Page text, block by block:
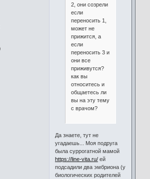
2, они созрели
если
переносить 1,
может не
прижится, а
если
переносить 3 и
они все
приживутся?
как вы
относитесь и
общаетесь ли
вы на эту тему
с врачом?
Да знаете, тут не
угадаешь... Моя подруга
была суррогатной мамой
https://line-vita.ru/ей
подсадили два эмбриона (у
биологических родителей